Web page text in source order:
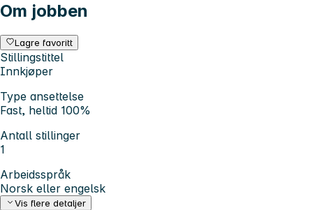
Om jobben
Lagre favoritt
Stillingstittel
Innkjøper
Type ansettelse
Fast, heltid 100%
Antall stillinger
1
Arbeidsspråk
Norsk eller engelsk
Vis flere detaljer